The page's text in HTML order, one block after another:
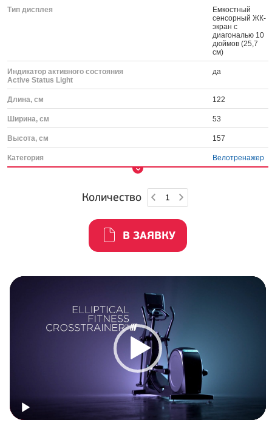
Тип дисплея
Емкостный
сенсорный ЖК-
экран с
диагональю 10
дюймов (25,7
см)
Индикатор активного состояния
Active Status Light
да
Длина, см 122
Ширина, см 53
Высота, см 157
Категория Велотренажер
Количество
В ЗАЯВКУ